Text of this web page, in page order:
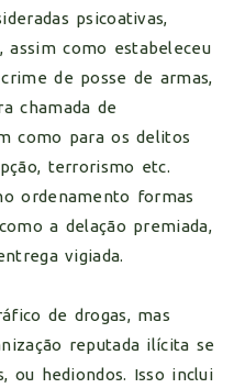
psicoativas,
assim como estabeleceu
de posse de armas,
chamada de
como para os delitos
terrorismo etc.
ordenamento formas
a delação premiada,
vigiada.
de drogas, mas
reputada ilícita se
ou hediondos. Isso inclui